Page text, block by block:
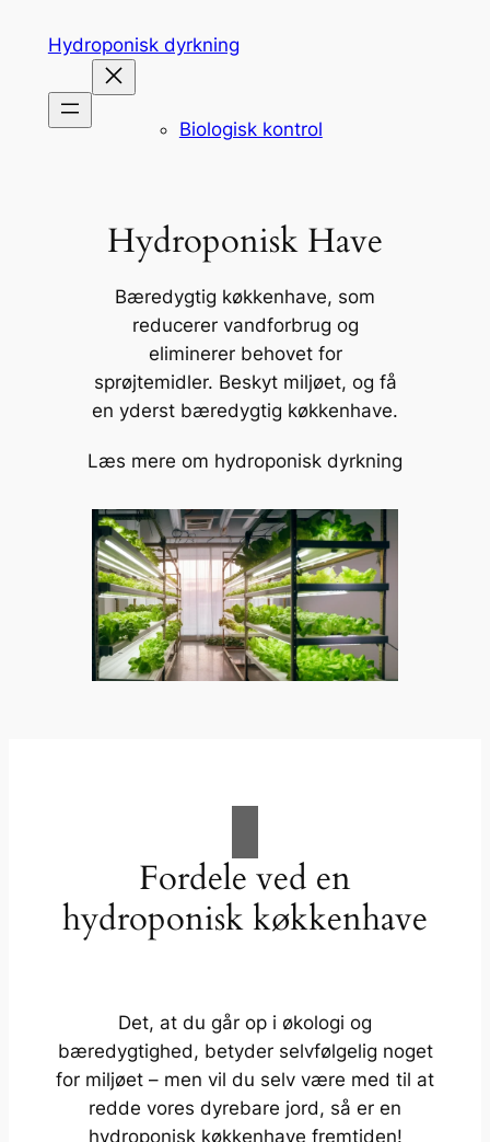
Hydroponisk dyrkning
Biologisk kontrol
Hydroponisk Have
Bæredygtig køkkenhave, som
reducerer vandforbrug og
eliminerer behovet for
sprøjtemidler. Beskyt miljøet, og få
en yderst bæredygtig køkkenhave.
Læs mere om hydroponisk dyrkning
Fordele ved en
hydroponisk køkkenhave
Det, at du går op i økologi og
bæredygtighed, betyder selvfølgelig noget
for miljøet – men vil du selv være med til at
redde vores dyrebare jord, så er en
hydroponisk køkkenhave fremtiden!